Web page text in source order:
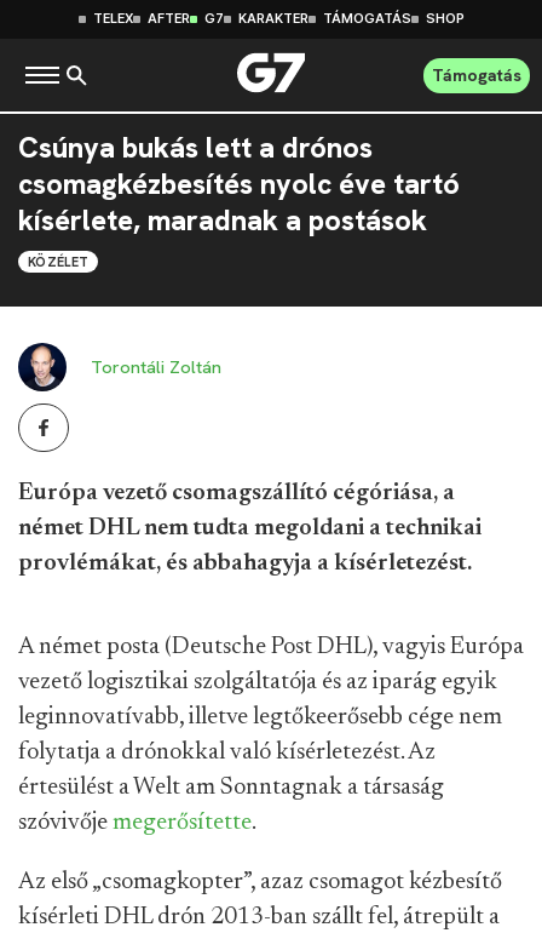
TELEX AFTER G7 KARAKTER TÁMOGATÁS SHOP
Támogatás
Csúnya bukás lett a drónos
csomagkézbesítés nyolc éve tartó
kísérlete, maradnak a postások
KÖZÉLET
Torontáli Zoltán
Európa vezető csomagszállító cégóriása, a
német DHL nem tudta megoldani a technikai
provlémákat, és abbahagyja a kísérletezést.
A német posta (Deutsche Post DHL), vagyis Európa
vezető logisztikai szolgáltatója és az iparág egyik
leginnovatívabb, illetve legtőkeerősebb cége nem
folytatja a drónokkal való kísérletezést. Az
értesülést a Welt am Sonntagnak a társaság
szóvivője megerősítette.
Az első „csomagkopter”, azaz csomagot kézbesítő
kísérleti DHL drón 2013-ban szállt fel, átrepült a